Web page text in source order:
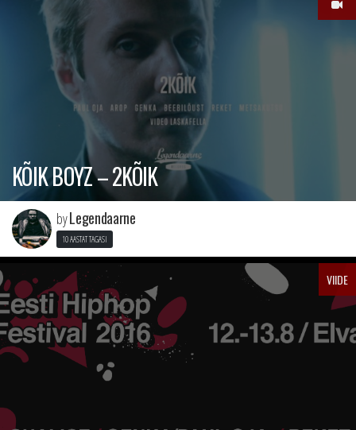
KÕIK BOYZ – 2KÕIK
byLegendaarne
10 AASTAT TAGASI
VIIDE